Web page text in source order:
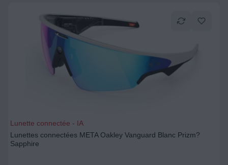
Lunette connectée - IA
Lunettes connectées META Oakley Vanguard Blanc Prizm?
Sapphire